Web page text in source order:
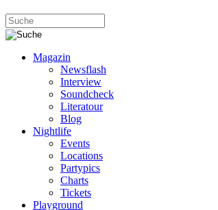
Magazin
Newsflash
Interview
Soundcheck
Literatour
Blog
Nightlife
Events
Locations
Partypics
Charts
Tickets
Playground